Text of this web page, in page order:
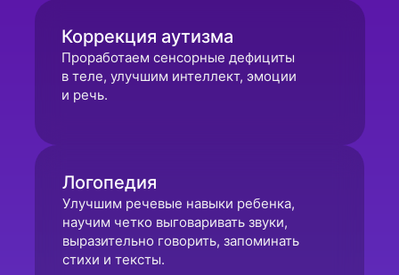
Коррекция аутизма
Проработаем сенсорные дефициты
в теле, улучшим интеллект, эмоции
и речь.
Логопедия
Улучшим речевые навыки ребенка,
научим четко выговаривать звуки,
выразительно говорить, запоминать
стихи и тексты.